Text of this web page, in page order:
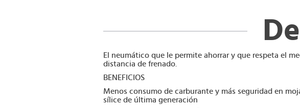
El neumático que le permite ahorrar y que respeta el
distancia de frenado.
BENEFICIOS
Menos consumo de carburante y más seguridad en
sílice de última generación